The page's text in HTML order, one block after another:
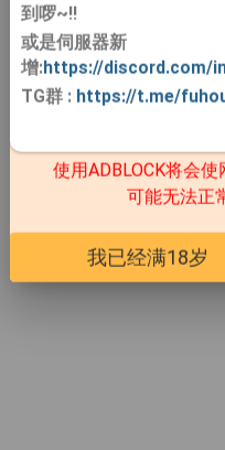
到啰~!!
或是伺服器新
增:https://discord.com/
TG群: https://t.me/
使用ADBLOCK将会
可能无法正
我已经满18岁